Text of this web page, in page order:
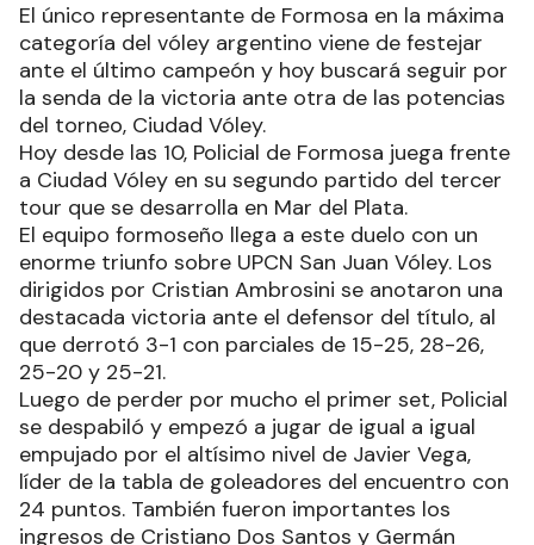
El único representante de Formosa en la máxima
categoría del vóley argentino viene de festejar
ante el último campeón y hoy buscará seguir por
la senda de la victoria ante otra de las potencias
del torneo, Ciudad Vóley.
Hoy desde las 10, Policial de Formosa juega frente
a Ciudad Vóley en su segundo partido del tercer
tour que se desarrolla en Mar del Plata.
El equipo formoseño llega a este duelo con un
enorme triunfo sobre UPCN San Juan Vóley. Los
dirigidos por Cristian Ambrosini se anotaron una
destacada victoria ante el defensor del título, al
que derrotó 3-1 con parciales de 15-25, 28-26,
25-20 y 25-21.
Luego de perder por mucho el primer set, Policial
se despabiló y empezó a jugar de igual a igual
empujado por el altísimo nivel de Javier Vega,
líder de la tabla de goleadores del encuentro con
24 puntos. También fueron importantes los
ingresos de Cristiano Dos Santos y Germán